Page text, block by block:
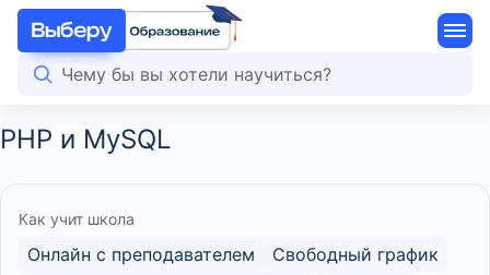
PHP и MySQL
Как учит школа
Онлайн с преподавателем
Свободный график